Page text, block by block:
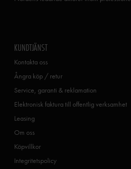
KUNDTJÄNST
Kontakta oss
Ångra köp / retur
Service, garanti & reklamation
Elektronisk faktura till offentlig verksamhet
Leasing
Om oss
Köpvillkor
Integritetspolicy